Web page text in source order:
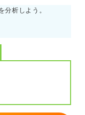
企業、個人の裁
最も力を発揮で
分析しよう。